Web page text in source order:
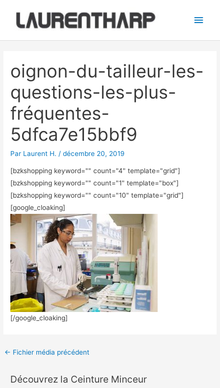
contenu
oignon-du-tailleur-les-
questions-les-plus-
fréquentes-
5dfca7e15bbf9
Par Laurent H. /décembre 20, 2019
[bzkshopping keyword="" count="4" template="grid"]
[bzkshopping keyword="" count="1" template="box"]
[bzkshopping keyword="" count="10" template="grid"]
[google_cloaking]
[/google_cloaking]
articles
← Fichier média précédent
Découvrez la Ceinture Minceur